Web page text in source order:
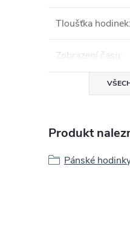
Tloušťka hodinek:
Zobrazení času :
Produkt
Pánské